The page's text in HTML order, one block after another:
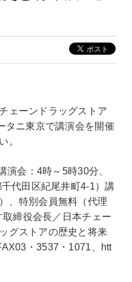
ェーンドラッグストア
タニ東京で講演会を開催
。
会：4時～5時30分、
代田区紀尾井町4-1）講
、特別会員無料（代理
締役会長／日本チェー
グストアの歴史と将来
・3537・1071、htt